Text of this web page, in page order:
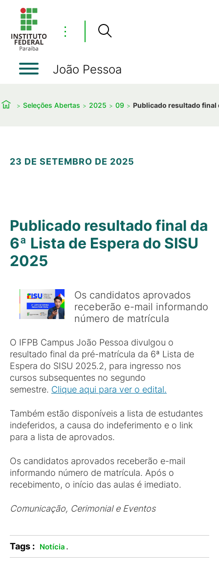
⋮
João Pessoa
Seleções Abertas 2025 09 Publicado resultado final
23 DE SETEMBRO DE 2025
Publicado resultado final da
6ª Lista de Espera do SISU
2025
Os candidatos aprovados
receberão e-mail informando
número de matrícula
O IFPB Campus João Pessoa divulgou o
resultado final da pré-matrícula da 6ª Lista de
Espera do SISU 2025.2, para ingresso nos
cursos subsequentes no segundo
semestre. Clique aqui para ver o edital.
Também estão disponíveis a lista de estudantes
indeferidos, a causa do indeferimento e o link
para a lista de aprovados.
Os candidatos aprovados receberão e-mail
informando número de matrícula. Após o
recebimento, o início das aulas é imediato.
Comunicação, Cerimonial e Eventos
Tags : Notícia .